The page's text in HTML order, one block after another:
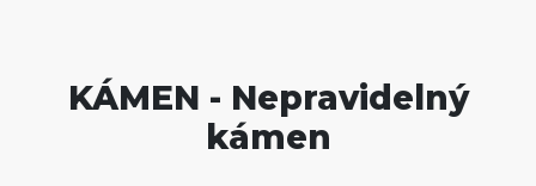
KÁMEN - Nepravidelný
kámen